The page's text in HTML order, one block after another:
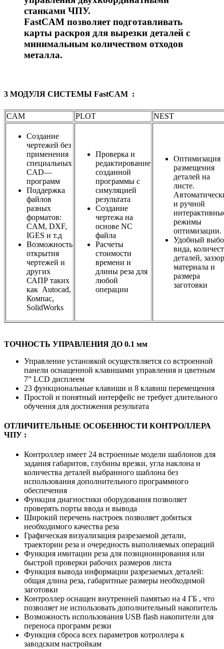
станками ЧПУ.
FastCAM позволяет подготавливать
карты раскроя для вырезки деталей с
минимальным количеством отходов
металла.
3 МОДУЛЯ СИСТЕМЫ FastCAM :
CAM PLOT NEST
Создание
чертежей без
применения
специальных
CAD—
программ
Поддержка
файлов
разных
форматов:
CAM, DXF,
IGES и т.д
Возможность
открытия
чертежей и
других
САПР таких
как Autocad,
Компас,
SolidWorks
Проверка и
редактирование
созданной
программы с
симуляцией
результата
Создание
чертежа на
основе NC
файла
Расчеты
стоимости
времени и
длины реза для
любой
операции
Оптимизация
размещения
деталей на
листе.
и ручной
режимы
оптимизации.
Удобный
вида,
деталей,
материала и
размера
заготовки
ТОЧНОСТЬ УПРАВЛЕНИЯ ДО 0.1 мм
Управление установкой осуществляется со встроенной
панели оснащенной клавишами управления и цветным
7” LCD дисплеем
23 функциональные клавиши и 8 клавиш перемещения
Простой и понятный интерфейс не требует длительного
обучения для достижения результата
ОТЛИЧИТЕЛЬНЫЕ ОСОБЕННОСТИ КОНТРОЛЛЕРА
ЧПУ :
Контроллер имеет 24 встроенные модели шаблонов для
задания габаритов, глубины врезки, угла наклона и
количества деталей выбранного шаблона без
использования дополнительного программного
обеспечения
Функция диагностики оборудования позволяет
проверять порты ввода и вывода
Широкий перечень настроек позволяет добиться
необходимого качества реза
Графическая визуализация разрезаемой детали,
траектории реза и очередность выполняемых операций
Функция имитации реза для позиционирования или
быстрой проверки рабочих размеров листа
Функция вывода информации разрезаемых деталей:
общая длина реза, габаритные размеры необходимой
заготовки
Контроллер оснащен внутренней памятью на 4 ГБ , что
позволяет не использовать дополнительный накопитель
Возможность использования USB flash накопители для
переноса программ резки
Функция сброса всех параметров котроллера к
заводским настройкам